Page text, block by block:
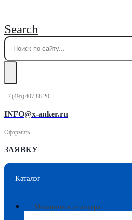
Search
+7 (495) 407-88-20
INFO@x-anker.ru
Оформить
ЗАЯВКУ
Каталог
Механические анкера